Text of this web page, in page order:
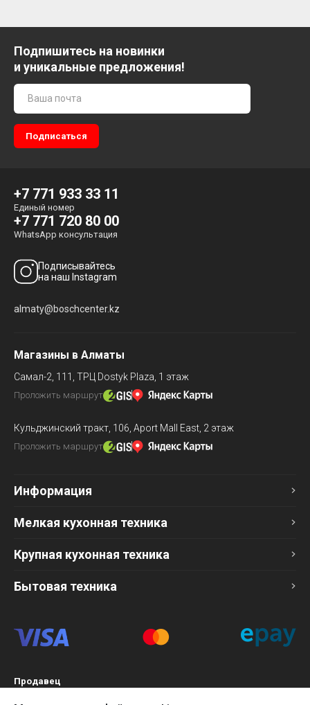
Подпишитесь на новинки
и уникальные предложения!
+7 771 933 33 11
Единый номер
+7 771 720 80 00
WhatsApp консультация
Подписывайтесь
на наш Instagram
almaty@boschcenter.kz
Магазины в Алматы
Самал-2, 111, ТРЦ Dostyk Plaza, 1 этаж
Проложить маршрут
Кульджинский тракт, 106, Aport Mall East, 2 этаж
Проложить маршрут
Информация
Мелкая кухонная техника
Крупная кухонная техника
Бытовая техника
Продавец